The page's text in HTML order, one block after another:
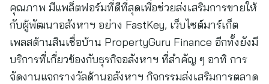
คุณภาพ มีแพล็ตฟอร์มที่ดีที่สุดเพื่อช่วยส่งเสริมการขายให้
กับผู้พัฒนาอสังหาฯ อย่าง FastKey, เว็บไซต์มาร์เก็ต
เพลสด้านสินเชื่อบ้าน PropertyGuru Finance อีกทั้งยังมี
บริการที่เกี่ยวข้องกับธุรกิจอสังหาฯ ที่สำคัญ ๆ อาทิ การ
จัดงานแจกรางวัลด้านอสังหาฯ กิจกรรมส่งเสริมการตลาด